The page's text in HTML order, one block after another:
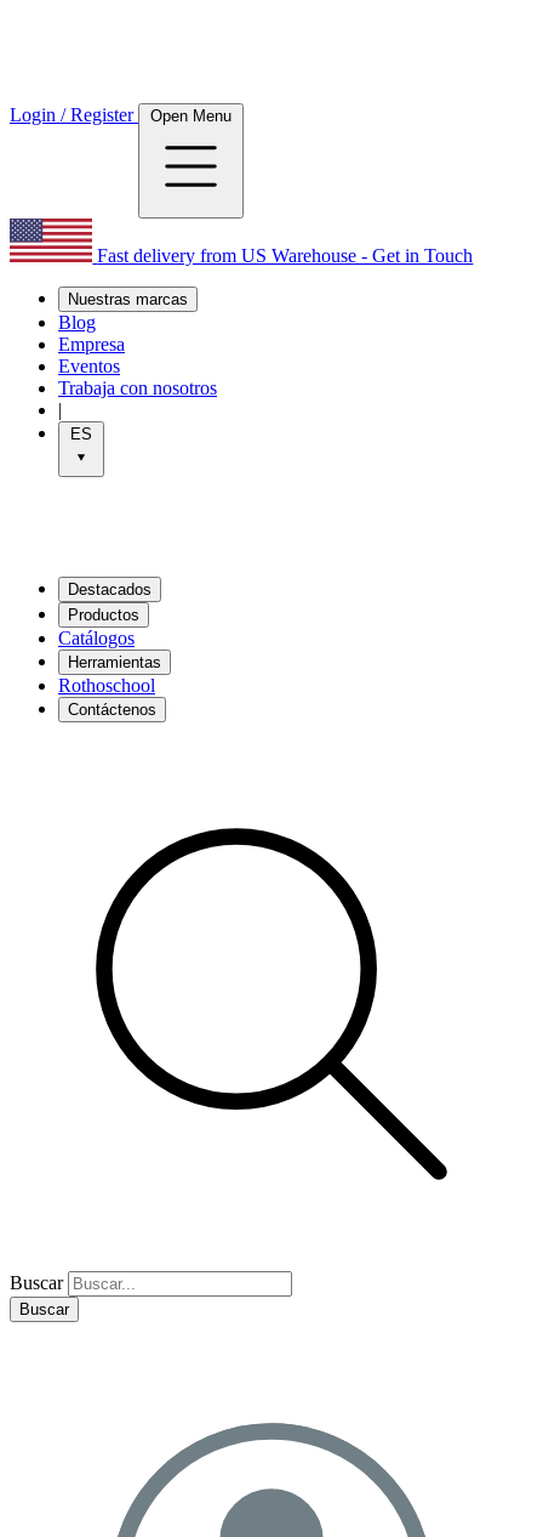
Login / Register Open Menu
Fast delivery from US Warehouse - Get in Touch
Nuestras marcas
Blog
Empresa
Eventos
Trabaja con nosotros
|
ES
Destacados
Productos
Catálogos
Herramientas
Rothoschool
Contáctenos
Buscar
Buscar